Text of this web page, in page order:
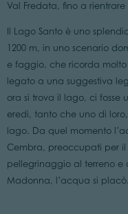
Val Fredata, fino a rientrare
Il Lago Santo è uno
1200 m, in uno scenario
e faggio, che ricorda
legato a una suggestiva
ora si trova il lago, ci fosse
eredi, tanto che uno di
lago. Da quel momento
Cembra, preoccupati per
pellegrinaggio al terreno e
Madonna, l’acqua si placò.